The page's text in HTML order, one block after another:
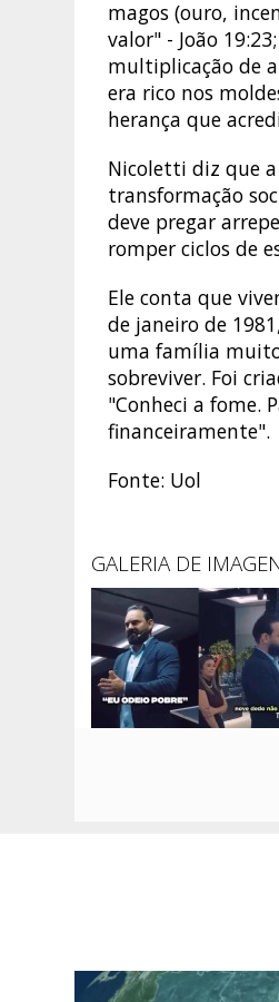
magos (ouro,
valor" - João
multiplicação de
era rico nos
herança que
Nicoletti diz que
transformação
deve pregar
romper ciclos de
Ele conta que
de janeiro de
uma família
sobreviver. Foi
"Conheci a fome.
financeiramente".
Fonte: Uol
GALERIA DE